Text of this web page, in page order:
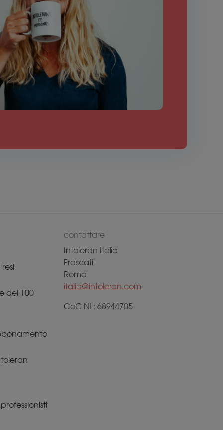
dei 100
contattare
Intoleran Italia
Frascati
Roma
italia@intoleran.com
CoC NL: 68944705